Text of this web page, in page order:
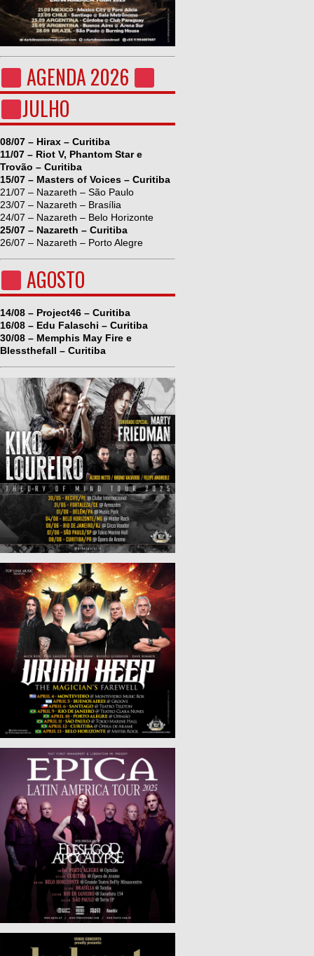
AGENDA 2026
JULHO
08/07 – Hirax – Curitiba
11/07 – Riot V, Phantom Star e
Trovão – Curitiba
15/07 – Masters of Voices – Curitiba
21/07 – Nazareth – São Paulo
23/07 – Nazareth – Brasília
24/07 – Nazareth – Belo Horizonte
25/07 – Nazareth – Curitiba
26/07 – Nazareth – Porto Alegre
AGOSTO
14/08 – Project46 – Curitiba
16/08 – Edu Falaschi – Curitiba
30/08 – Memphis May Fire e
Blessthefall – Curitiba